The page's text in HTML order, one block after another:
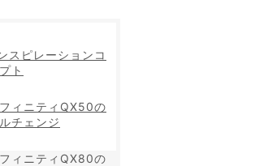
スピレーションコ
ト
ィニティQX50の
チェンジ
ィニティQX80の